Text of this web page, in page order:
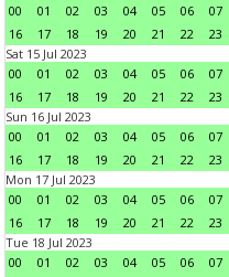
00
01 02 03 04 05 06 07
16
17 18 19 20 21 22
23
Sat 15 Jul 2023
00
01 02 03 04 05 06 07
16
17 18 19 20 21 22
23
Sun 16 Jul 2023
00
01 02 03 04 05 06 07
16
17 18 19 20 21 22
23
Mon 17 Jul 2023
00
01 02 03 04 05 06 07
16
17 18 19 20 21 22
23
Tue 18 Jul 2023
00
01 02 03 04 05 06 07